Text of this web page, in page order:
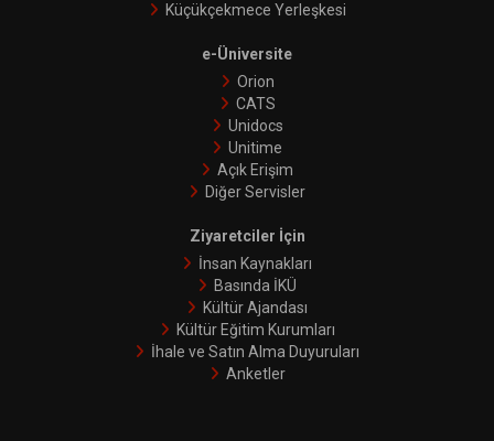
Küçükçekmece Yerleşkesi
e-Üniversite
Orion
CATS
Unidocs
Unitime
Açık Erişim
Diğer Servisler
Ziyaretciler İçin
İnsan Kaynakları
Basında İKÜ
Kültür Ajandası
Kültür Eğitim Kurumları
İhale ve Satın Alma Duyuruları
Anketler